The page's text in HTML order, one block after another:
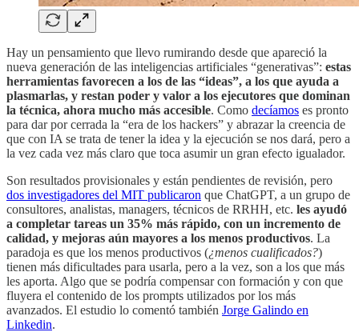
Hay un pensamiento que llevo rumirando desde que apareció la
nueva generación de las inteligencias artificiales “generativas”: estas
herramientas favorecen a los de las “ideas”, a los que ayuda a
plasmarlas, y restan poder y valor a los ejecutores que dominan
la técnica, ahora mucho más accesible. Como decíamos es pronto
para dar por cerrada la “era de los hackers” y abrazar la creencia de
que con IA se trata de tener la idea y la ejecución se nos dará, pero a
la vez cada vez más claro que toca asumir un gran efecto igualador.
Son resultados provisionales y están pendientes de revisión, pero
dos investigadores del MIT publicaron que ChatGPT, a un grupo de
consultores, analistas, managers, técnicos de RRHH, etc. les ayudó
a completar tareas un 35% más rápido, con un incremento de
calidad, y mejoras aún mayores a los menos productivos. La
paradoja es que los menos productivos (¿menos cualificados?)
tienen más dificultades para usarla, pero a la vez, son a los que más
les aporta. Algo que se podría compensar con formación y con que
fluyera el contenido de los prompts utilizados por los más
avanzados. El estudio lo comentó también Jorge Galindo en
Linkedin.